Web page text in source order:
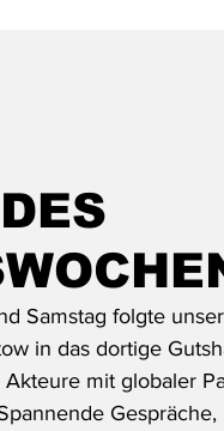
Samstag folgte
in das dortige
Akteure mit globaler